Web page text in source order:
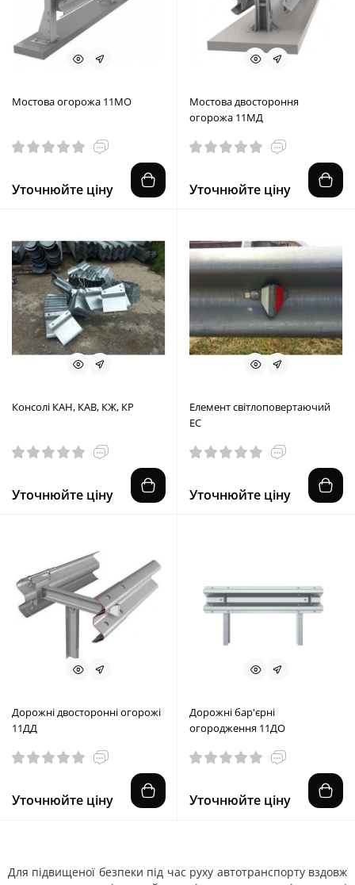
Мостова огорожа 11МО
Уточнюйте ціну
Мостова двостороння
огорожа 11МД
Уточнюйте ціну
Консолі КАН, КАВ, КЖ, КР
Уточнюйте ціну
Елемент світлоповертаючий
ЕС
Уточнюйте ціну
Дорожні двосторонні огорожі
11ДД
Уточнюйте ціну
Дорожні бар'єрні
огородження 11ДО
Уточнюйте ціну
Для підвищеної безпеки під час руху автотранспорту вздовж